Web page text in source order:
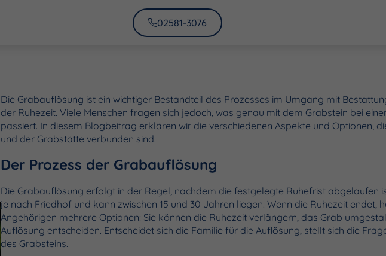
02581-3076
Die Grabauflösung ist ein wichtiger Bestandteil des Prozesses im Umgang mit
der Ruhezeit. Viele Menschen fragen sich jedoch, was genau mit dem Grabstein bei
passiert. In diesem Blogbeitrag erklären wir die verschiedenen Aspekte und Optionen,
und der Grabstätte verbunden sind.
Der Prozess der Grabauflösung
Die Grabauflösung erfolgt in der Regel, nachdem die festgelegte Ruhefrist abgelaufen
je nach Friedhof und kann zwischen 15 und 30 Jahren liegen. Wenn die Ruhezeit endet,
Angehörigen mehrere Optionen: Sie können die Ruhezeit verlängern, das Grab
Auflösung entscheiden. Entscheidet sich die Familie für die Auflösung, stellt sich die
des Grabsteins.